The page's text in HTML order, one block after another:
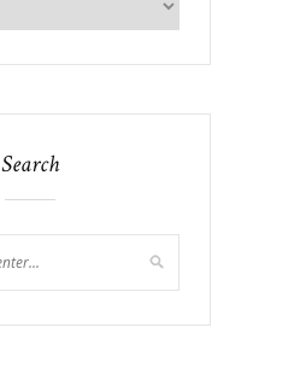
Search